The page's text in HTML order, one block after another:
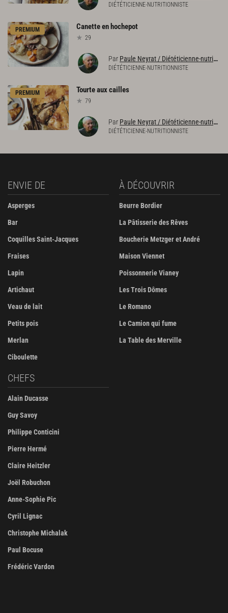
DIÉTÉTICIENNE-NUTRITIONNISTE
PREMIUM Canetteen hochepot
29
Par Paule Neyrat / Diététicienne-nutritionniste
DIÉTÉTICIENNE-NUTRITIONNISTE
PREMIUM Tourteauxcailles
79
Par Paule Neyrat / Diététicienne-nutritionniste
DIÉTÉTICIENNE-NUTRITIONNISTE
ENVIE DE
Asperges
Bar
Coquilles Saint-Jacques
Fraises
Lapin
Artichaut
Veau de lait
Petits pois
Merlan
Ciboulette
À DÉCOUVRIR
Beurre Bordier
La Pâtisserie des Rêves
Boucherie Metzger et André
Maison Viennet
Poissonnerie Vianey
Les Trois Dômes
Le Romano
Le Camion qui fume
La Table des Merville
CHEFS
Alain Ducasse
Guy Savoy
Philippe Conticini
Pierre Hermé
Claire Heitzler
Joël Robuchon
Anne-Sophie Pic
Cyril Lignac
Christophe Michalak
Paul Bocuse
Frédéric Vardon